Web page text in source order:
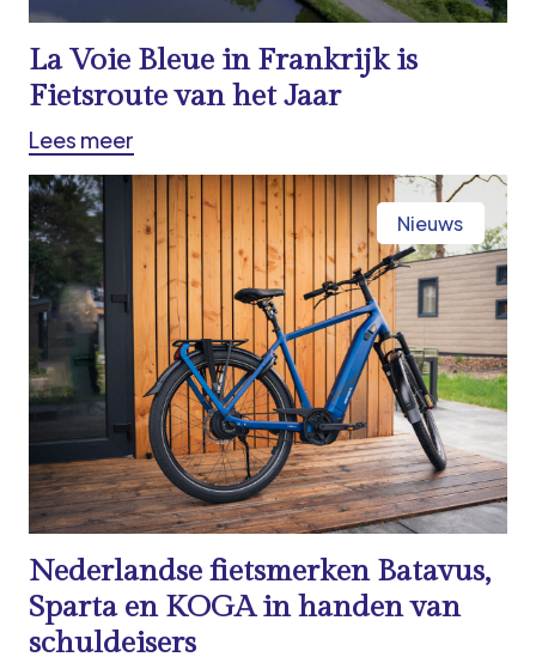
La Voie Bleue in Frankrijk is
Fietsroute van het Jaar
Lees meer
Nieuws
Nederlandse fietsmerken Batavus,
Sparta en KOGA in handen van
schuldeisers